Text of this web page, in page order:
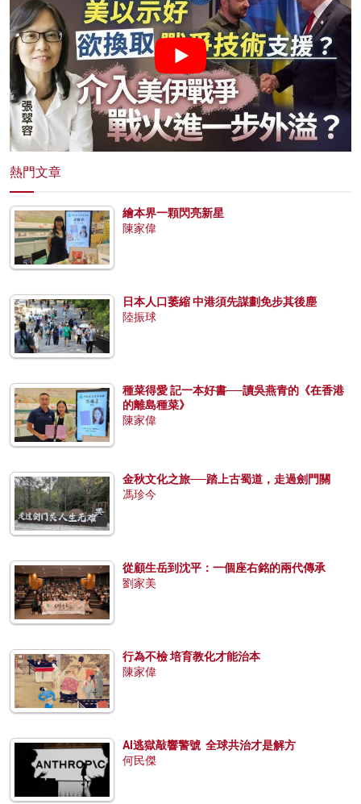
熱門文章
繪本界一顆閃亮新星
陳家偉
日本人口萎縮 中港須先謀劃免步其後塵
陸振球
種菜得愛 記一本好書──讀吳燕青的《在香港
的離島種菜》
陳家偉
金秋文化之旅──踏上古蜀道，走過劍門關
馮珍今
從顧生岳到沈平：一個座右銘的兩代傳承
劉家美
行為不檢 培育教化才能治本
陳家偉
AI逃獄敲響警號 全球共治才是解方
何民傑